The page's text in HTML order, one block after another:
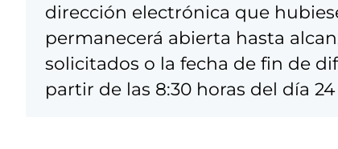
dirección electrónica que
permanecerá abierta hasta
solicitados o la fecha de fin de
partir de las 8:30 horas del día